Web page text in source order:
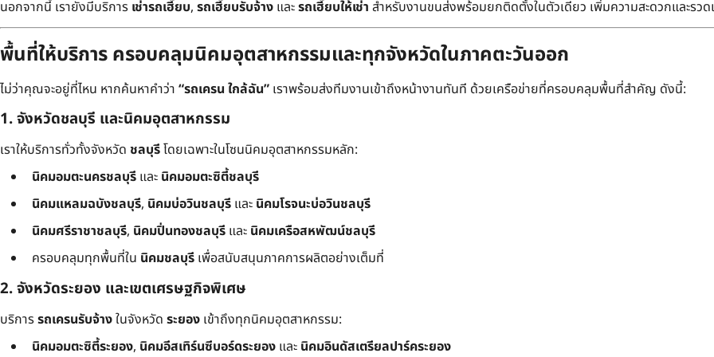
นอกจากนี้ เรายังมีบริการ เช่ารถเฮี๊ยบ, รถเฮี๊ยบรับจ้าง และรถเฮี๊ยบให้เช่า สำหรับงานขนส่งพร้อมยกติดตั้งในตัวเดียว เพิ่มความสะดวกและรว
พื้นที่ให้บริการ ครอบคลุมนิคมอุตสาหกรรมและทุกจังหวัดในภาคตะวันออก
ไม่ว่าคุณจะอยู่ที่ไหน หากค้นหาคำว่า “รถเครน ใกล้ฉัน” เราพร้อมส่งทีมงานเข้าถึงหน้างานทันที ด้วยเครือข่ายที่ครอบคลุมพื้นที่สำคัญ ดังนี้:
1. จังหวัดชลบุรี และนิคมอุตสาหกรรม
เราให้บริการทั่วทั้งจังหวัด ชลบุรีโดยเฉพาะในโซนนิคมอุตสาหกรรมหลัก:
นิคมอมตะนครชลบุรี และ นิคมอมตะซิตี้ชลบุรี
นิคมแหลมฉบังชลบุรี, นิคมบ่อวินชลบุรี และ นิคมโรจนะบ่อวินชลบุรี
นิคมศรีราชาชลบุรี, นิคมปิ่นทองชลบุรี และ นิคมเครือสหพัฒน์ชลบุรี
ครอบคลุมทุกพื้นที่ใน นิคมชลบุรี เพื่อสนับสนุนภาคการผลิตอย่างเต็มที่
2. จังหวัดระยอง และเขตเศรษฐกิจพิเศษ
บริการรถเครนรับจ้างในจังหวัด ระยอง เข้าถึงทุกนิคมอุตสาหกรรม:
นิคมอมตะซิตี้ระยอง, นิคมอีสเทิร์นซีบอร์ดระยอง และ นิคมอินดัสเตรียลปาร์คระยอง